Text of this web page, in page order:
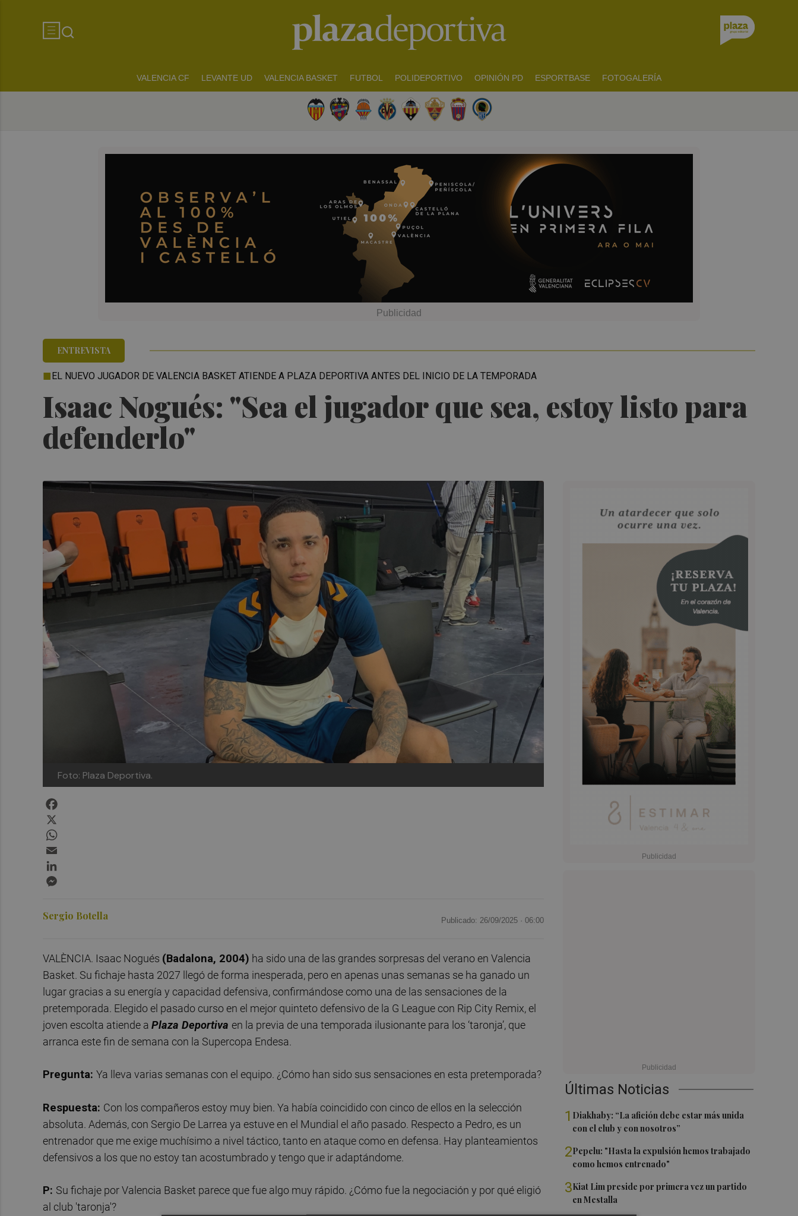
VALENCIA CF LEVANTE UD VALENCIA BASKET FUTBOL POLIDEPORTIVO OPINIÓN PD ESPORTBASE FOTOGALERÍA
Isaac Nogués: "Sea el jugador que sea, estoy listo para
defenderlo"
ENTREVISTA
EL NUEVO JUGADOR DE VALENCIA BASKET ATIENDE A PLAZA DEPORTIVA ANTES DEL INICIO DE LA TEMPORADA
Foto: Plaza Deportiva.
Últimas Noticias
1 Diakhaby: “La afición debe estar más unida
con el club y con nosotros”
2Pepelu: "Hasta la expulsión hemos trabajado
como hemos entrenado"
3Kiat Lim preside por primera vez un partido
en Mestalla
Sergio Botella Publicado: 26/09/2025 · 06:00
VALÈNCIA. Isaac Nogués (Badalona, 2004) ha sido una de las grandes sorpresas del verano en Valencia
Basket. Su fichaje hasta 2027 llegó de forma inesperada, pero en apenas unas semanas se ha ganado un
lugar gracias a su energía y capacidad defensiva, confirmándose como una de las sensaciones de la
pretemporada. Elegido el pasado curso en el mejor quinteto defensivo de la G League con Rip City Remix, el
joven escolta atiende a Plaza Deportiva en la previa de una temporada ilusionante para los ‘taronja’, que
arranca este fin de semana con la Supercopa Endesa.
Pregunta: Ya lleva varias semanas con el equipo. ¿Cómo han sido sus sensaciones en esta pretemporada?
Respuesta: Con los compañeros estoy muy bien. Ya había coincidido con cinco de ellos en la selección
absoluta. Además, con Sergio De Larrea ya estuve en el Mundial el año pasado. Respecto a Pedro, es un
entrenador que me exige muchísimo a nivel táctico, tanto en ataque como en defensa. Hay planteamientos
defensivos a los que no estoy tan acostumbrado y tengo que ir adaptándome.
P: Su fichaje por Valencia Basket parece que fue algo muy rápido. ¿Cómo fue la negociación y por qué eligió
al club 'taronja'?